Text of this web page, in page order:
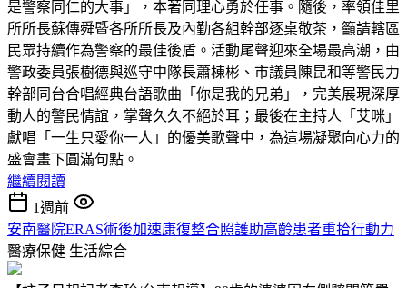
是警察同仁的大事」，本著同理心勇於任事。隨後，率領佳里
所所長蘇傳舜暨各所所長及內勤各組幹部逐桌敬茶，籲請轄區
民眾持續作為警察的最佳後盾。活動尾聲迎來全場最高潮，由
警政委員張樹德與巡守中隊長蕭棟彬、市議員陳昆和等警民力
幹部同台合唱經典台語歌曲「你是我的兄弟」，完美展現深厚
動人的警民情誼，掌聲久久不絕於耳；最後在主持人「艾咪」
獻唱「一生只愛你一人」的優美歌聲中，為這場凝聚向心力的
盛會畫下圓滿句點。
繼續閱讀
1週前
安南醫院ERAS術後加速康復整合照護助高齡患者重拾行動力
醫療保健 生活綜合